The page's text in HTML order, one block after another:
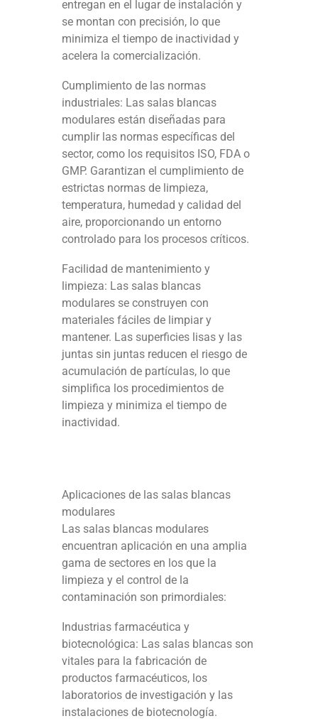
entregan en el lugar de instalación y
se montan con precisión, lo que
minimiza el tiempo de inactividad y
acelera la comercialización.
Cumplimiento de las normas
industriales: Las salas blancas
modulares están diseñadas para
cumplir las normas específicas del
sector, como los requisitos ISO, FDA o
GMP. Garantizan el cumplimiento de
estrictas normas de limpieza,
temperatura, humedad y calidad del
aire, proporcionando un entorno
controlado para los procesos críticos.
Facilidad de mantenimiento y
limpieza: Las salas blancas
modulares se construyen con
materiales fáciles de limpiar y
mantener. Las superficies lisas y las
juntas sin juntas reducen el riesgo de
acumulación de partículas, lo que
simplifica los procedimientos de
limpieza y minimiza el tiempo de
inactividad.
Aplicaciones de las salas blancas
modulares
Las salas blancas modulares
encuentran aplicación en una amplia
gama de sectores en los que la
limpieza y el control de la
contaminación son primordiales:
Industrias farmacéutica y
biotecnológica: Las salas blancas son
vitales para la fabricación de
productos farmacéuticos, los
laboratorios de investigación y las
instalaciones de biotecnología.